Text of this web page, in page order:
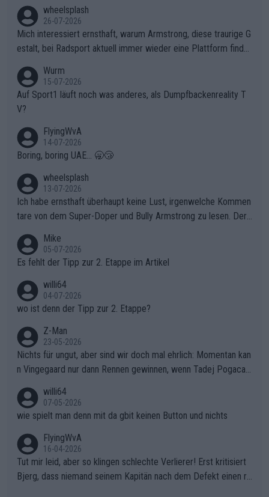
ganze Team auch mental stark zu machen und konkret am Erf
olg teilzuhaben, ist ihm ganz hoch anzurechnen. Das ist ein Zei
chen weit über den Radsport hinaus.
wheelsplash
26-07-2026
Mich interessiert ernsthaft, warum Armstrong, diese traurige G
estalt, bei Radsport aktuell immer wieder eine Plattform finde
Wurm
15-07-2026
Auf Sport1 läuft noch was anderes, als Dumpfbackenreality T
V?
FlyingWvA
14-07-2026
Boring, boring UAE... 🥱😴
wheelsplash
13-07-2026
Ich habe ernsthaft überhaupt keine Lust, irgenwelche Kommen
tare von dem Super-Doper und Bully Armstrong zu lesen. Der
r die gehört nicht in dieses Medium!
Mike
05-07-2026
Es fehlt der Tipp zur 2. Etappe im Artikel
willi64
04-07-2026
wo ist denn der Tipp zur 2. Etappe?
Z-Man
23-05-2026
Nichts für ungut, aber sind wir doch mal ehrlich: Momentan kan
n Vingegaard nur dann Rennen gewinnen, wenn Tadej Pogacar
willi64
07-05-2026
wie spielt man denn mit da gbit keinen Button und nichts
FlyingWvA
16-04-2026
Tut mir leid, aber so klingen schlechte Verlierer! Erst kritisiert
Bjerg, dass niemand seinem Kapitän nach dem Defekt einen ro